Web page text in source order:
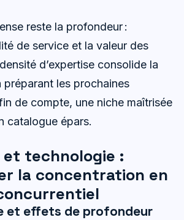
reste la profondeur :
de service et la valeur des
d’expertise consolide la
les prochaines
de compte, une niche maîtrisée
catalogue épars.
technologie :
la concentration en
et effets de profondeur